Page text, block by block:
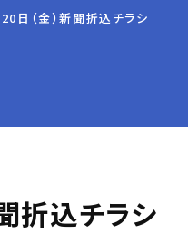
日（金）新聞折込チラシ
折込チラシ